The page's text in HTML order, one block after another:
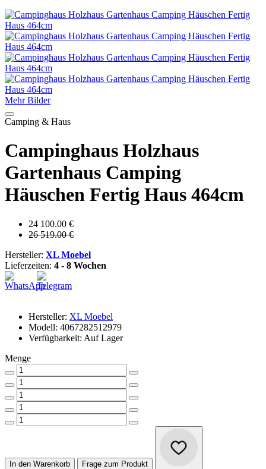
Mehr Bilder
Camping & Haus
Campinghaus Holzhaus
Gartenhaus Camping
Häuschen Fertig Haus 464cm
24 100.00 €
26 519.00 €
Hersteller: XL Moebel
Lieferzeiten: 4 - 8 Wochen
Hersteller: XL Moebel
Modell: 4067282512979
Verfügbarkeit: Auf Lager
Menge
In den Warenkorb Frage zum Produkt